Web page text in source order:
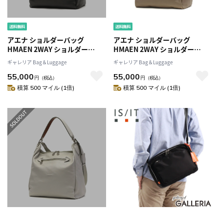
アエナ ショルダーバッグ
HMAEN 2WAY ショルダー
Kaede 2nd カエデ トートバッ
グ 斜めがけ ハンドル B5 本革 革
レザー 日本製 メンズ レディー
ス
ギャレリア Bag＆Luggage
55,000 円 （税込）
積算 500 マイル (1倍)
アエナ ショルダーバッグ
HMAEN 2WAY ショルダー
Kaede 2nd カエデ トートバッ
グ 斜めがけ ハンドル B5 本革 革
レザー 日本製 メンズ レディー
ス
ギャレリア Bag＆Luggage
55,000 円 （税込）
積算 500 マイル (1倍)